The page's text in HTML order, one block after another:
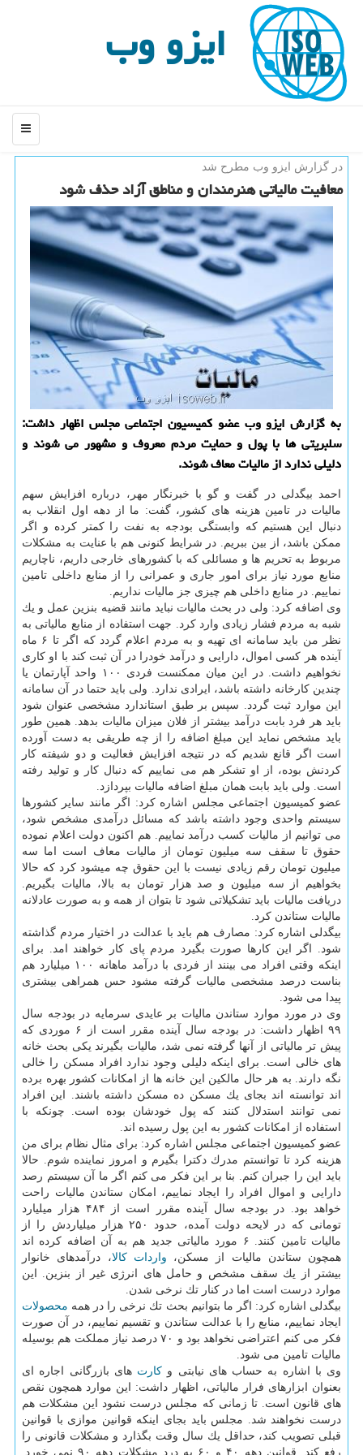
ایزو وب
منو
در گزارش ایزو وب مطرح شد
معافیت مالیاتی هنرمندان و مناطق آزاد حذف شود
به گزارش ایزو وب عضو كمیسیون اجتماعی مجلس اظهار داشت:
سلبریتی ها با پول و حمایت مردم معروف و مشهور می شوند و
دلیلی ندارد از مالیات معاف شوند.
احمد بیگدلی در گفت و گو با خبرنگار مهر، درباره افزایش سهم
مالیات در تامین هزینه های كشور، گفت: ما از دهه اول انقلاب به
دنبال این هستیم كه وابستگی بودجه به نفت را كمتر كرده و اگر
ممكن باشد، از بین ببریم. در شرایط كنونی هم با عنایت به مشكلات
مربوط به تحریم ها و مسائلی كه با كشورهای خارجی داریم، ناچاریم
منابع مورد نیاز برای امور جاری و عمرانی را از منابع داخلی تامین
نماییم. در منابع داخلی هم چیزی جز مالیات نداریم.
وی اضافه كرد: ولی در بحث مالیات نباید مانند قضیه بنزین عمل و یك
شبه به مردم فشار زیادی وارد كرد. جهت استفاده از منابع مالیاتی به
نظر من باید سامانه ای تهیه و به مردم اعلام گردد كه اگر تا ۶ ماه
آینده هر كسی اموال، دارایی و درآمد خودرا در آن ثبت كند با او كاری
نخواهیم داشت. در این میان ممكنست فردی ۱۰۰ واحد آپارتمان یا
چندین كارخانه داشته باشد، ایرادی ندارد. ولی باید حتما در آن سامانه
این موارد ثبت گردد. سپس بر طبق استاندارد مشخصی عنوان شود
باید هر فرد بابت درآمد بیشتر از فلان میزان مالیات بدهد. همین طور
باید مشخص نماید این مبلغ اضافه را از چه طریقی به دست آورده
است اگر قانع شدیم كه در نتیجه افزایش فعالیت و دو شیفته كار
كردنش بوده، از او تشكر هم می نماییم كه دنبال كار و تولید رفته
است. ولی باید بابت همان مبلغ اضافه مالیات بپردازد.
عضو كمیسیون اجتماعی مجلس اشاره كرد: اگر مانند سایر كشورها
سیستم واحدی وجود داشته باشد كه مسائل درآمدی مشخص شود،
می توانیم از مالیات كسب درآمد نماییم. هم اكنون دولت اعلام نموده
حقوق تا سقف سه میلیون تومان از مالیات معاف است اما سه
میلیون تومان رقم زیادی نیست با این حقوق چه میشود كرد كه حالا
بخواهیم از سه میلیون و صد هزار تومان به بالا، مالیات بگیریم.
دریافت مالیات باید تشكیلاتی شود تا بتوان از همه و به صورت عادلانه
مالیات ستاندن كرد.
بیگدلی اشاره كرد: مصارف هم باید با عدالت در اختیار مردم گذاشته
شود. اگر این كارها صورت بگیرد مردم پای كار خواهند امد. برای
اینكه وقتی افراد می بینند از فردی با درآمد ماهانه ۱۰۰ میلیارد هم
بناست درصد مشخصی مالیات گرفته مشود حس همراهی بیشتری
پیدا می شود.
وی در مورد موارد ستاندن مالیات بر عایدی سرمایه در بودجه سال
۹۹ اظهار داشت: در بودجه سال آینده مقرر است از ۶ موردی كه
پیش تر مالیاتی از آنها گرفته نمی شد، مالیات بگیرند یكی بحث خانه
های خالی است. برای اینكه دلیلی وجود ندارد افراد مسكن را خالی
نگه دارند. به هر حال مالكین این خانه ها از امكانات كشور بهره برده
اند توانسته اند بجای یك مسكن ده مسكن داشته باشند. این افراد
نمی توانند استدلال كنند كه پول خودشان بوده است. چونكه با
استفاده از امكانات كشور به این پول رسیده اند.
عضو كمیسیون اجتماعی مجلس اشاره كرد: برای مثال نظام برای من
هزینه كرد تا توانستم مدرك دكترا بگیرم و امروز نماینده شوم. حالا
باید این را جبران كنم. بنا بر این فكر می كنم اگر ما آن سیستم رصد
دارایی و اموال افراد را ایجاد نماییم، امكان ستاندن مالیات راحت
خواهد بود. در بودجه سال آینده مقرر است از ۴۸۴ هزار میلیارد
تومانی كه در لایحه دولت آمده، حدود ۲۵۰ هزار میلیاردش را از
مالیات تامین كنند. ۶ مورد مالیاتی جدید هم به آن اضافه كرده اند
همچون ستاندن مالیات از مسكن، واردات كالا، درآمدهای خانوار
بیشتر از یك سقف مشخص و حامل های انرژی غیر از بنزین. این
موارد درست است اما در كنار تك نرخی شدن.
بیگدلی اشاره كرد: اگر ما بتوانیم بحث تك نرخی را در همه محصولات
ایجاد نماییم، منابع را با عدالت ستاندن و تقسیم نماییم، در آن صورت
فكر می كنم اعتراضی نخواهد بود و ۷۰ درصد نیاز مملكت هم بوسیله
مالیات تامین می شود.
وی با اشاره به حساب های نیابتی و كارت های بازرگانی اجاره ای
بعنوان ابزارهای فرار مالیاتی، اظهار داشت: این موارد همچون نقص
های قانون است. تا زمانی كه مجلس درست نشود این مشكلات هم
درست نخواهند شد. مجلس باید بجای اینكه قوانین موازی با قوانین
قبلی تصویب كند، حداقل یك سال وقت بگذارد و مشكلات قانونی را
رفع كند. قوانین دهه ۴۰ و ۶۰ به درد مشكلات دهه ۹۰ نمی خورد.